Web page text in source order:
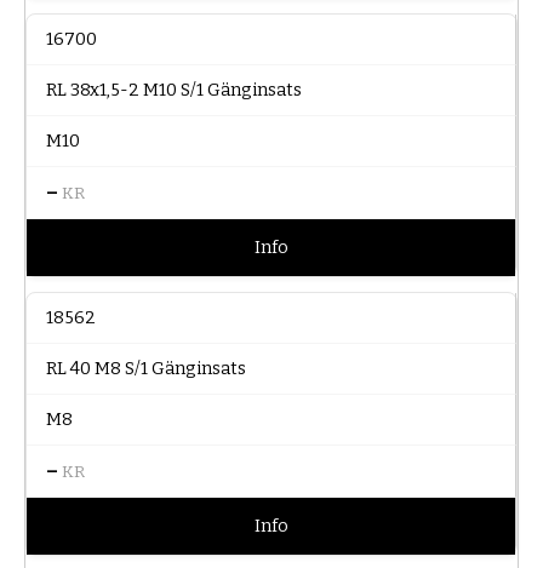
16700
RL 38x1,5-2 M10 S/1 Gänginsats
M10
– KR
Info
18562
RL 40 M8 S/1 Gänginsats
M8
– KR
Info